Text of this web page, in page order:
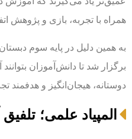
همراه با تجربه، بازی و پژوهش
به همین دلیل در پایه سوم
برگزار شد تا دانش‌آموزان
دوستانه، هیجان‌انگیز و هدفمند
المپیاد علمی؛